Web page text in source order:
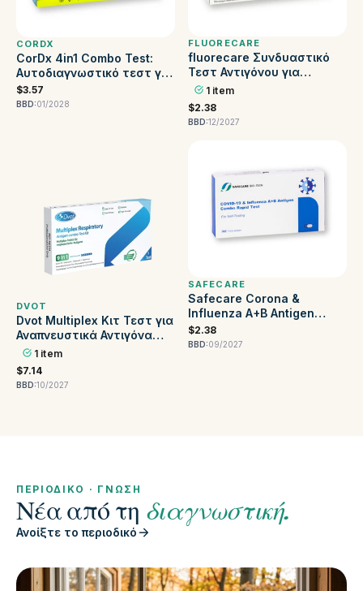
CORDX
CorDx 4in1 Combo Test:
Αυτοδιαγνωστικό τεστ για
Κορονοϊό, Γρίπη, RSV
$3.57
BBD:01/2028
FLUORECARE
fluorecare Συνδυαστικό
Τεστ Αντιγόνου για
Κορονοϊό & Γρίπη A/B & RSV
1 item
$2.38
BBD:12/2027
DVOT
Dvot Multiplex Κιτ Τεστ για
Αναπνευστικά Αντιγόνα
9σε1 (Επαγγελματική
Χρήση)
1 item
$7.14
BBD:10/2027
SAFECARE
Safecare Corona &
Influenza A+B Antigen
Combo Rapid Test
Αυτοδιαγνωστικό Τεστ
$2.38
BBD:09/2027
ΠΕΡΙΟΔΙΚΌ · ΓΝΏΣΗ
Νέα από τη διαγνωστική.
Ανοίξτε το περιοδικό